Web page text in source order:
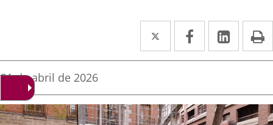
Twitter
Enlace
a
aplicación
externa.
Facebook
Enlace
a
aplicación
externa.
Enlace
a
Fecha
la
noticia
21 de abril de 2026